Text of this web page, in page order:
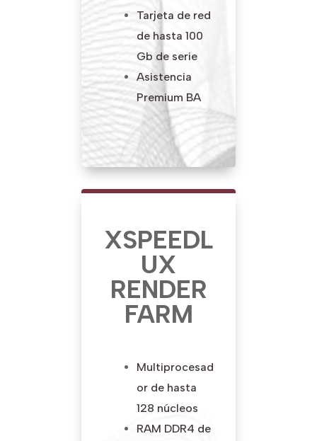
Tarjeta de red
de hasta 100
Gb de serie
Asistencia
Premium BA
XSPEEDL
UX
RENDER
FARM
Multiprocesad
or de hasta
128 núcleos
RAM DDR4 de